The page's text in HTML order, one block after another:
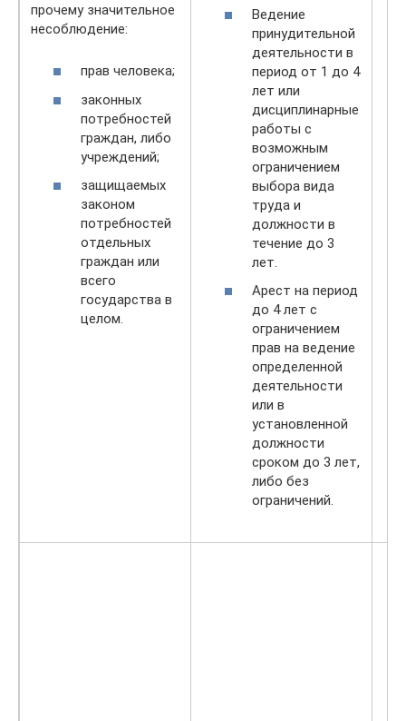
прочему значительное
несоблюдение:
прав человека;
законных
потребностей
граждан, либо
учреждений;
защищаемых
законом
потребностей
отдельных
граждан или
всего
государства в
целом.
Ведение
принудительной
деятельности в
период от 1 до 4
лет или
дисциплинарные
работы с
возможным
ограничением
выбора вида
труда и
должности в
течение до 3
лет.
Арест на период
до 4 лет с
ограничением
прав на ведение
определенной
деятельности
или в
установленной
должности
сроком до 3 лет,
либо без
ограничений.